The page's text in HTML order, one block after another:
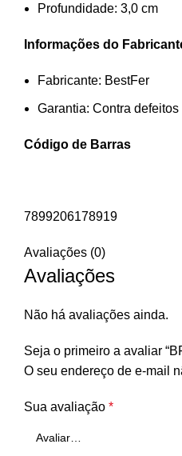
Profundidade: 3,0 cm
Informações do
Fabricante: BestFer
Garantia: Contra
Código de Barras
7899206178919
Avaliações (0)
Avaliações
Não há avaliações ainda.
Seja o primeiro a avaliar
O seu endereço de e-mail
Sua avaliação *